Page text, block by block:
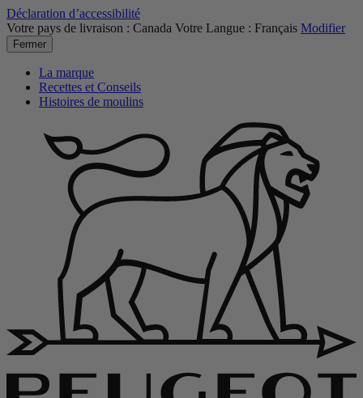
Déclaration d’accessibilité
Votre pays de livraison : Canada Votre Langue : Français Modifier
Fermer
La marque
Recettes et Conseils
Histoires de moulins